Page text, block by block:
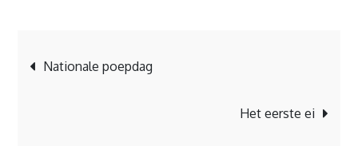
navigatie
Nationale poepdag
Het eerste ei